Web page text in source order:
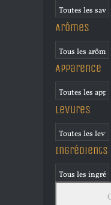
Arômes
Apparence
Levures
Ingrédients